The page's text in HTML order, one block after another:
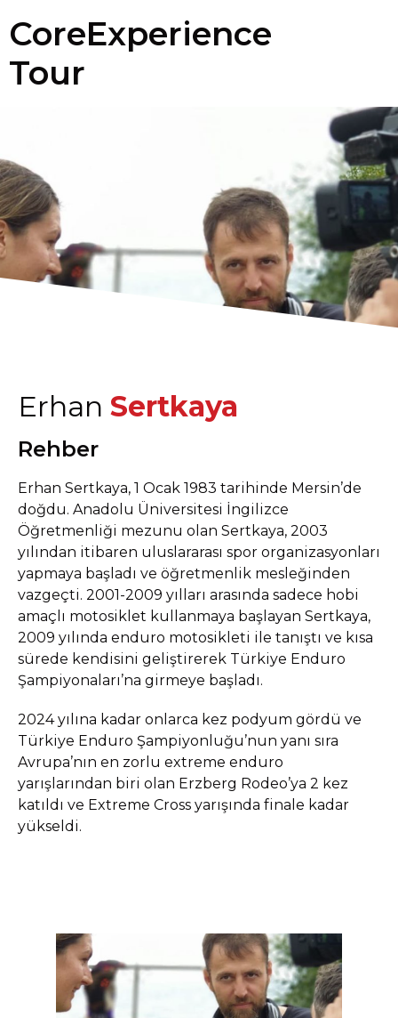
CoreExperience
Tour
Erhan Sertkaya
Rehber
Erhan Sertkaya, 1 Ocak 1983 tarihinde Mersin’de
doğdu. Anadolu Üniversitesi İngilizce
Öğretmenliği mezunu olan Sertkaya, 2003
yılından itibaren uluslararası spor organizasyonları
yapmaya başladı ve öğretmenlik mesleğinden
vazgeçti. 2001-2009 yılları arasında sadece hobi
amaçlı motosiklet kullanmaya başlayan Sertkaya,
2009 yılında enduro motosikleti ile tanıştı ve kısa
sürede kendisini geliştirerek Türkiye Enduro
Şampiyonaları’na girmeye başladı.
2024 yılına kadar onlarca kez podyum gördü ve
Türkiye Enduro Şampiyonluğu’nun yanı sıra
Avrupa’nın en zorlu extreme enduro
yarışlarından biri olan Erzberg Rodeo’ya 2 kez
katıldı ve Extreme Cross yarışında finale kadar
yükseldi.